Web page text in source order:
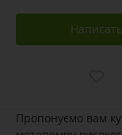
Написать
Пропонуємо вам